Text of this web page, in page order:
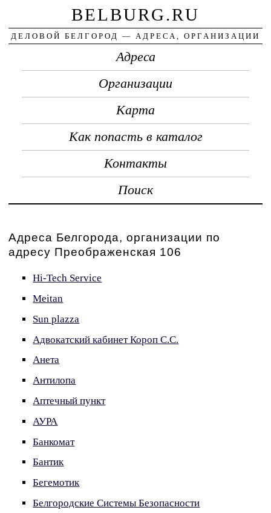
BELBURG.RU
ДЕЛОВОЙ БЕЛГОРОД — АДРЕСА, ОРГАНИЗАЦИИ
Адреса
Организации
Карта
Как попасть в каталог
Контакты
Поиск
Адреса Белгорода, организации по
адресу Преображенская 106
Hi-Tech Service
Meitan
Sun plazza
Адвокатский кабинет Короп С.С.
Анета
Антилопа
Аптечный пункт
АУРА
Банкомат
Бантик
Бегемотик
Белгородские Системы Безопасности